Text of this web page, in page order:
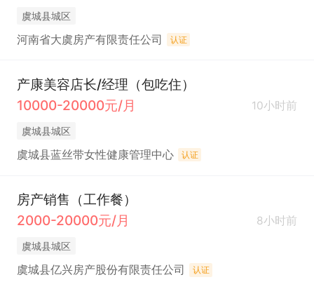
虞城县城区
河南省大虞房产有限责任公司 认证
产康美容店长/经理（包吃住）
10000-20000元/月
10小时前
虞城县城区
虞城县蓝丝带女性健康管理中心 认证
房产销售（工作餐）
2000-20000元/月
8小时前
虞城县城区
虞城县亿兴房产股份有限责任公司 认证